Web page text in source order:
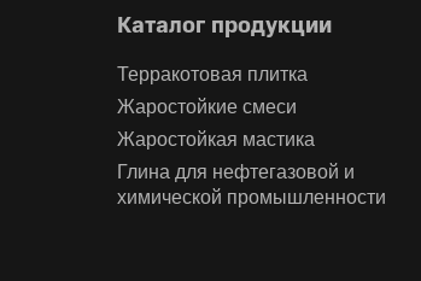
Каталог продукции
Терракотовая плитка
Жаростойкие смеси
Жаростойкая мастика
Глина для нефтегазовой и
химической промышленности